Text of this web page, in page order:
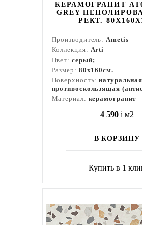
КЕРАМОГРАНИТ
GREY
РЕКТ.
Производитель:Ametis
Коллекция: Arti
Цвет: серый;
Размер: 80x160см.
Поверхность:
противоскользящая
Материал: керамогранит
4 590 i м2
В КОРЗИНУ
Купить в 1